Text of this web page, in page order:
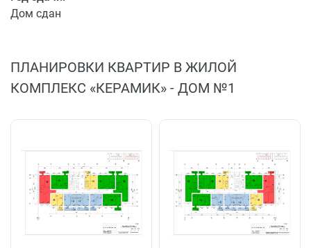
Дом сдан
ПЛАНИРОВКИ КВАРТИР В ЖИЛОЙ
КОМПЛЕКС «КЕРАМИК» - ДОМ №1